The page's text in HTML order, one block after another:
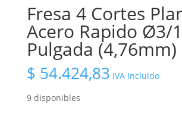
Fresa 4 Cortes
Acero Rapido Ø3/
Pulgada (4,76mm)
$ 54.424,83 IVA Incluido
9 disponibles